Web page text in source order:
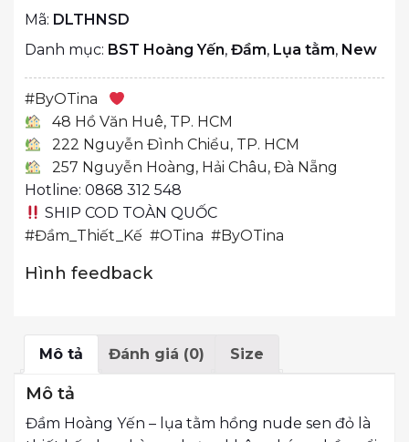
Mã: DLTHNSD
Danh mục: BST Hoàng Yến, Đầm, Lụa tằm, New
#ByOTina
48 Hồ Văn Huê, TP. HCM
222 Nguyễn Đình Chiểu, TP. HCM
257 Nguyễn Hoàng, Hải Châu, Đà Nẵng
Hotline: 0868 312 548
SHIP COD TOÀN QUỐC
#Đầm_Thiết_Kế #OTina #ByOTina
Hình feedback
Mô tả Đánh giá (0) Size
Mô tả
Đầm Hoàng Yến – lụa tằm hồng nude sen đỏ là